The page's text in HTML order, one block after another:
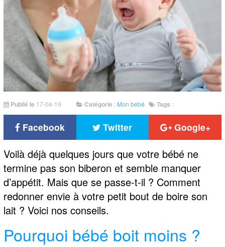
Publié le 17-04-19 Catégorie : Mon bébé Tags :
Facebook Twitter Google+
Voilà déjà quelques jours que votre bébé ne
termine pas son biberon et semble manquer
d’appétit. Mais que se passe-t-il ? Comment
redonner envie à votre petit bout de boire son
lait ? Voici nos conseils.
Pourquoi bébé boit moins ?